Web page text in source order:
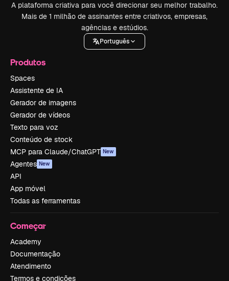
A plataforma criativa para você direcionar seu melhor trabalho.
Mais de 1 milhão de assinantes entre criativos, empresas,
agências e estúdios.
Português
Produtos
Spaces
Assistente de IA
Gerador de imagens
Gerador de vídeos
Texto para voz
Conteúdo de stock
MCP para Claude/ChatGPT New
Agentes New
API
App móvel
Todas as ferramentas
Começar
Academy
Documentação
Atendimento
Termos e condições